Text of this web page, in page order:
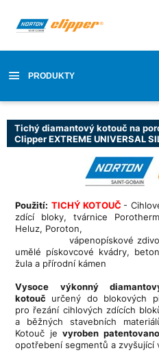
PRODUKTY
Tichý diamantový kotouč na
Clipper EXTREME UNIVERSAL
Použití: TICHÝ KOTOUČ -
zdící bloky, tvárnice
Heluz, Poroton,
vápenopískové
umělé pískovcové kvádry,
žula a přírodní kámen
Vysoce výkonný
kotouč určený do blokových
pro řezání cihlových zdících
a běžných stavebních
Kotouč jevyroben
opotřebení segmentů a zvyšující